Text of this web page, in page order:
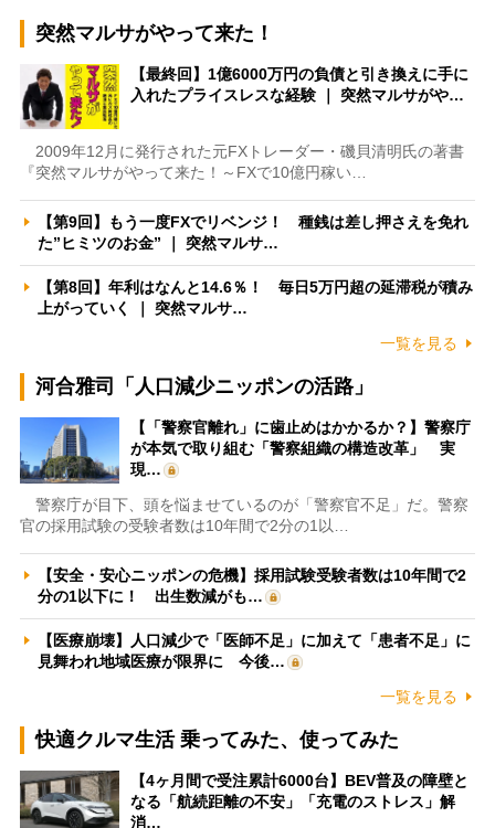
突然マルサがやって来た！
【最終回】1億6000万円の負債と引き換えに手に
入れたプライスレスな経験 ｜ 突然マルサがや…
2009年12月に発行された元FXトレーダー・磯貝清明氏の著書
『突然マルサがやって来た！～FXで10億円稼い…
【第9回】もう一度FXでリベンジ！ 種銭は差し押さえを免れ
た”ヒミツのお金” ｜ 突然マルサ…
【第8回】年利はなんと14.6％！ 毎日5万円超の延滞税が積み
上がっていく ｜ 突然マルサ…
一覧を見る
河合雅司「人口減少ニッポンの活路」
【「警察官離れ」に歯止めはかかるか？】警察庁
が本気で取り組む「警察組織の構造改革」 実
現…
警察庁が目下、頭を悩ませているのが「警察官不足」だ。警察
官の採用試験の受験者数は10年間で2分の1以…
【安全・安心ニッポンの危機】採用試験受験者数は10年間で2
分の1以下に！ 出生数減がも…
【医療崩壊】人口減少で「医師不足」に加えて「患者不足」に
見舞われ地域医療が限界に 今後…
一覧を見る
快適クルマ生活 乗ってみた、使ってみた
【4ヶ月間で受注累計6000台】BEV普及の障壁と
なる「航続距離の不安」「充電のストレス」解
消…